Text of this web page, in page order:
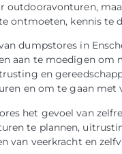
outdooravonturen,
ontmoeten, kennis te
dumpstores in
aan te moedigen
en
en om te gaan
het gevoel van
te plannen,
van veerkracht en